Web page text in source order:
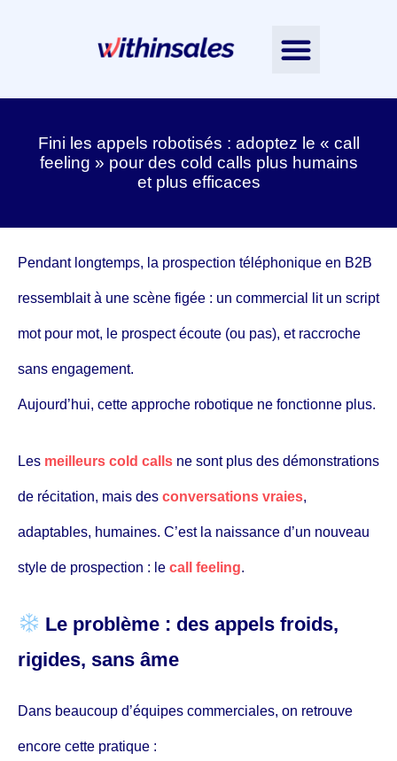
Fini les appels robotisés : adoptez le « call
feeling » pour des cold calls plus humains
et plus efficaces
Pendant longtemps, la prospection téléphonique en B2B
ressemblait à une scène figée : un commercial lit un script
mot pour mot, le prospect écoute (ou pas), et raccroche
sans engagement.
Aujourd’hui, cette approche robotique ne fonctionne plus.
Les meilleurs cold calls ne sont plus des démonstrations
de récitation, mais des conversations vraies,
adaptables, humaines. C’est la naissance d’un nouveau
style de prospection : le call feeling.
Le problème : des appels froids,
rigides, sans âme
Dans beaucoup d’équipes commerciales, on retrouve
encore cette pratique :